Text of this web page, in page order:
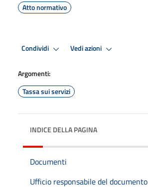
Atto normativo
Condividi Vedi azioni
Argomenti:
Tassa sui servizi
INDICE DELLA PAGINA
Documenti
Ufficio responsabile del documento